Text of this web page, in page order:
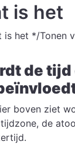
is het
is het */Tonen
de
boven ziet
de